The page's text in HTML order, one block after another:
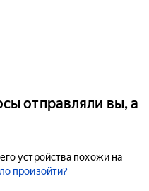
отправляли вы, а
устройства похожи на
произойти?